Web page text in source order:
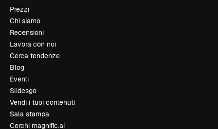
Prezzi
Chi siamo
Recensioni
Lavora con noi
Cerca tendenze
Blog
Eventi
Slidesgo
Vendi i tuoi contenuti
Sala stampa
Cerchi magnific.ai